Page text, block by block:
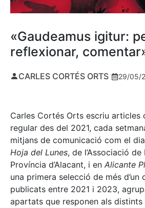
«Gaudeamus igitur:
reflexionar,
CARLES CORTÉS ORTS 29/05/
Carles Cortés Orts escriu articles
regular des del 2021, cada
mitjans de comunicació com el
Hoja del Lunes, de l’Associació
Província d’Alacant, i en Alicante
una primera selecció de més d’un
publicats entre 2021 i 2023,
apartats que responen als